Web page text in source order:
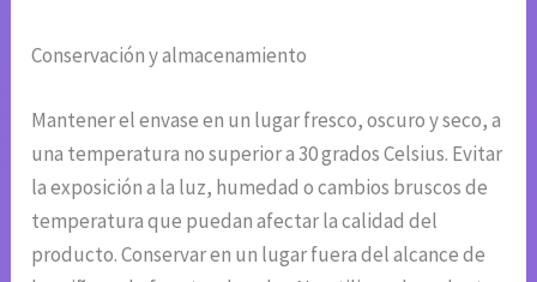
Conservación y almacenamiento
Mantener el envase en un lugar fresco, oscuro y seco, a
una temperatura no superior a 30 grados Celsius. Evitar
la exposición a la luz, humedad o cambios bruscos de
temperatura que puedan afectar la calidad del
producto. Conservar en un lugar fuera del alcance de